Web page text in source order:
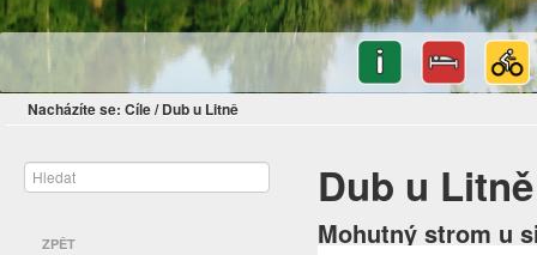
Nacházíte se: Cíle/ Dub u Litně
ZPĚT
Dub u Litně
Mohutný strom u